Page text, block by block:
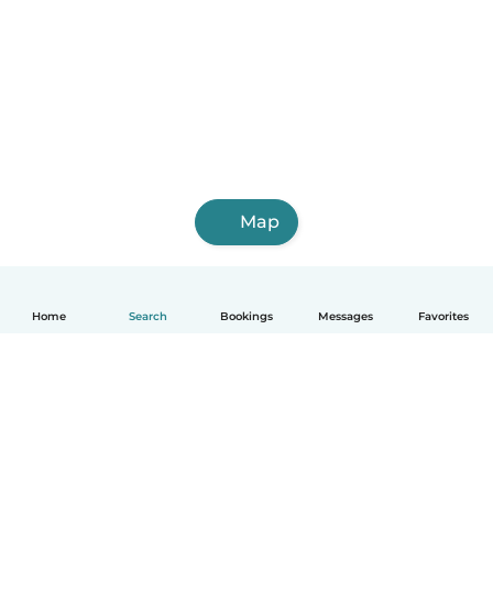
Home Search Bookings Messages Favorites
Map